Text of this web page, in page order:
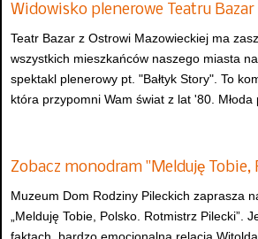
Widowisko plenerowe Teatru Bazar
Teatr Bazar z Ostrowi Mazowieckiej ma
wszystkich mieszkańców naszego miasta
spektakl plenerowy pt. "Bałtyk Story". To
która przypomni Wam świat z lat '80. Młoda
Zobacz monodram "Melduję Tobie,
Muzeum Dom Rodziny Pileckich zaprasza
„Melduję Tobie, Polsko. Rotmistrz Pilecki”.